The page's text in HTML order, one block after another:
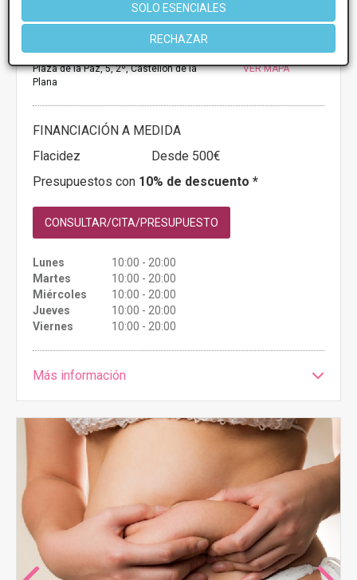
SOLO ESENCIALES
RECHAZAR
Fashion Body
6 Opiniones
Plaza de la Paz, 5, 2º, Castellon de la
Plana
VER MAPA
FINANCIACIÓN A MEDIDA
Flacidez
Desde 500€
Presupuestos con 10% de descuento *
CONSULTAR/CITA/PRESUPUESTO
Lunes
10:00 - 20:00
Martes
10:00 - 20:00
Miércoles
10:00 - 20:00
Jueves
10:00 - 20:00
Viernes
10:00 - 20:00
Más información